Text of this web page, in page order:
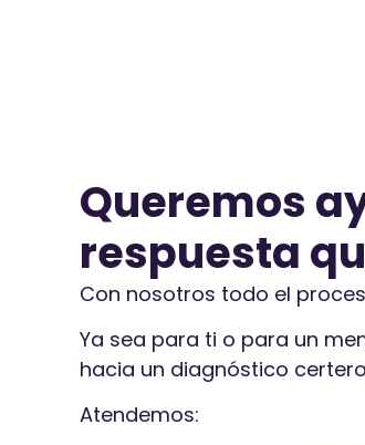
Queremos
respuesta
Con nosotros todo el
Ya sea para ti o para un
hacia un diagnóstico
Atendemos: